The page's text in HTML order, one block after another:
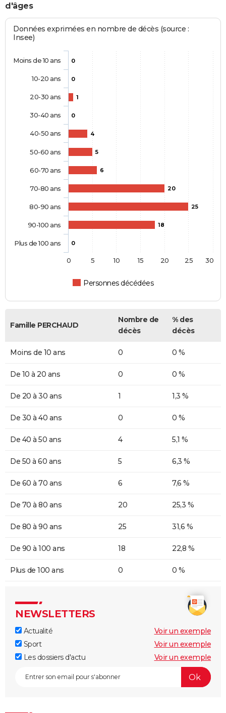
d'âges
Données exprimées en nombre de décès (source :
Insee)
0
0
1
0
4
5
6
20
25
18
0
Personnes décédées
Moins de 10 ans
10-20 ans
20-30 ans
30-40 ans
40-50 ans
50-60 ans
60-70 ans
70-80 ans
80-90 ans
90-100 ans
Plus de 100 ans
0 5 10 15 20 25 30
Famille PERCHAUD
Nombre de
décès
% des
décès
Moins de 10 ans 0 0 %
De 10 à 20 ans 0 0 %
De 20 à 30 ans 1 1,3 %
De 30 à 40 ans 0 0 %
De 40 à 50 ans 4 5,1 %
De 50 à 60 ans 5 6,3 %
De 60 à 70 ans 6 7,6 %
De 70 à 80 ans 20 25,3 %
De 80 à 90 ans 25 31,6 %
De 90 à 100 ans 18 22,8 %
Plus de 100 ans 0 0 %
NEWSLETTERS
Actualité
Voir un exemple
Sport
Voir un exemple
Les dossiers d'actu
Voir un exemple